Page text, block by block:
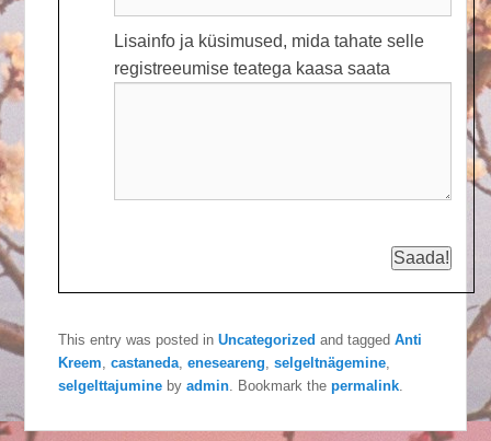
Lisainfo ja küsimused, mida tahate selle
registreeumise teatega kaasa saata
This entry was posted inUncategorized and taggedAnti
Kreem ,castaneda ,eneseareng ,selgeltnägemine
selgelttajumine byadmin . Bookmark thepermalink